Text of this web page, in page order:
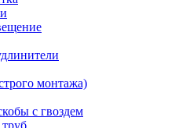
монтажа)
с гвоздем